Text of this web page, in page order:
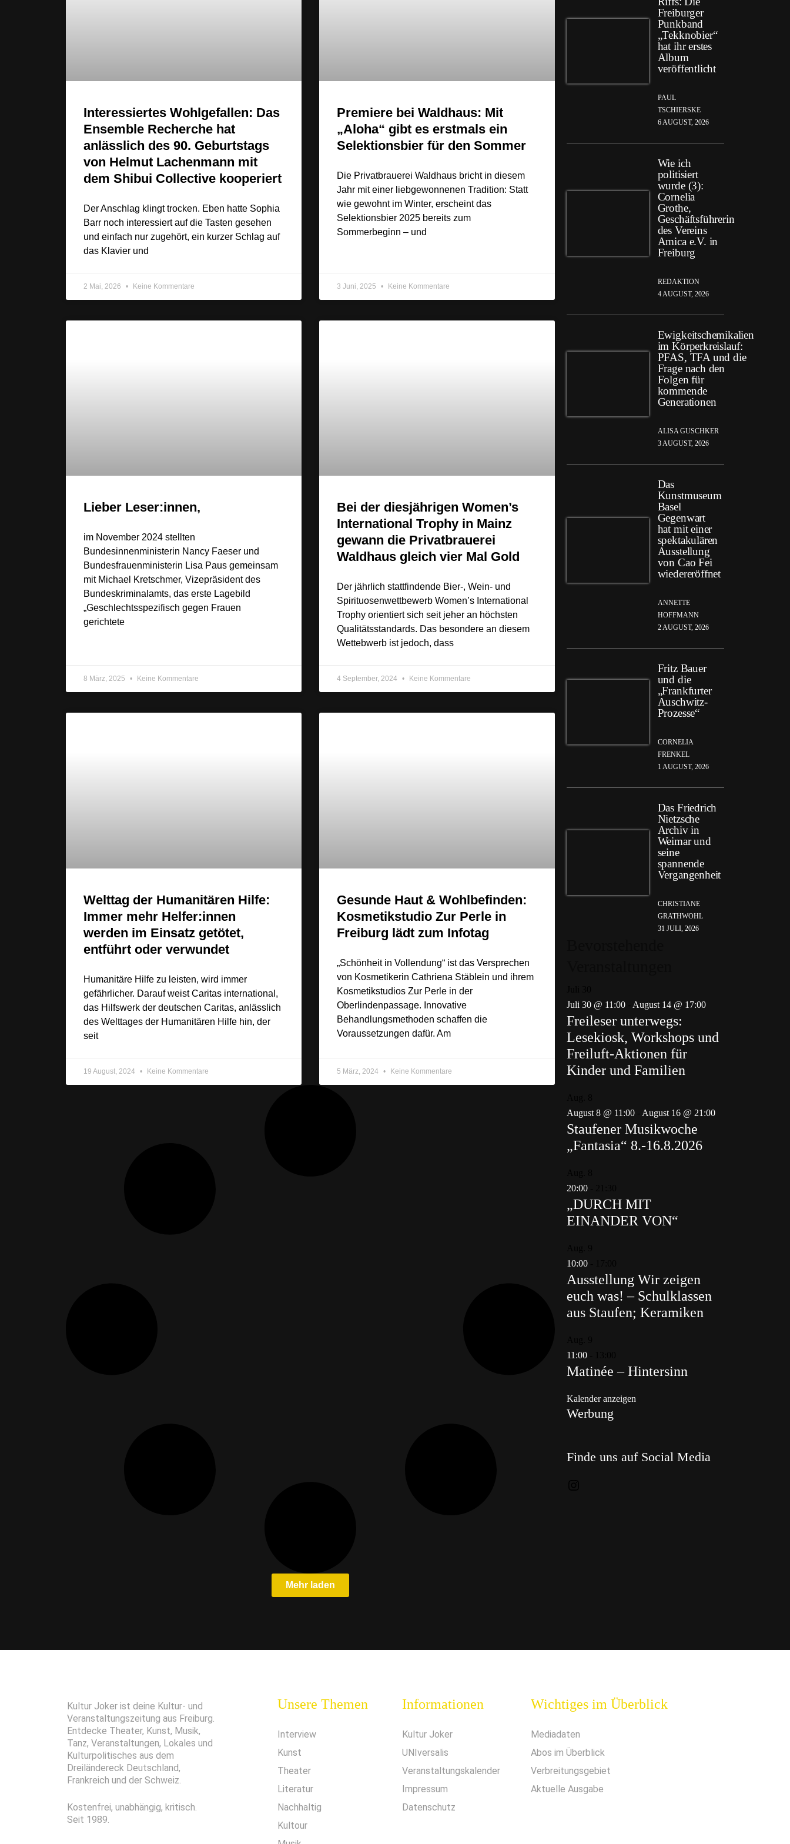
Interessiertes Wohlgefallen: Das
Ensemble Recherche hat
anlässlich des 90. Geburtstags
von Helmut Lachenmann mit
dem Shibui Collective kooperiert
Der Anschlag klingt trocken. Eben hatte Sophia
Barr noch interessiert auf die Tasten gesehen
und einfach nur zugehört, ein kurzer Schlag auf
das Klavier und
2 Mai, 2026 Keine Kommentare
Premiere bei Waldhaus: Mit
„Aloha“ gibt es erstmals ein
Selektionsbier für den Sommer
Die Privatbrauerei Waldhaus bricht in diesem
Jahr mit einer liebgewonnenen Tradition: Statt
wie gewohnt im Winter, erscheint das
Selektionsbier 2025 bereits zum
Sommerbeginn – und
3 Juni, 2025 Keine Kommentare
Lieber Leser:innen,
im November 2024 stellten
Bundesinnenministerin Nancy Faeser und
Bundesfrauenministerin Lisa Paus gemeinsam
mit Michael Kretschmer, Vizepräsident des
Bundeskriminalamts, das erste Lagebild
„Geschlechtsspezifisch gegen Frauen
gerichtete
8 März, 2025 Keine Kommentare
Bei der diesjährigen Women’s
International Trophy in Mainz
gewann die Privatbrauerei
Waldhaus gleich vier Mal Gold
Der jährlich stattfindende Bier-, Wein- und
Spirituosenwettbewerb Women’s International
Trophy orientiert sich seit jeher an höchsten
Qualitätsstandards. Das besondere an diesem
Wettebwerb ist jedoch, dass
4 September, 2024 Keine Kommentare
Welttag der Humanitären Hilfe:
Immer mehr Helfer:innen
werden im Einsatz getötet,
entführt oder verwundet
Humanitäre Hilfe zu leisten, wird immer
gefährlicher. Darauf weist Caritas international,
das Hilfswerk der deutschen Caritas, anlässlich
des Welttages der Humanitären Hilfe hin, der
seit
19 August, 2024 Keine Kommentare
Gesunde Haut & Wohlbefinden:
Kosmetikstudio Zur Perle in
Freiburg lädt zum Infotag
„Schönheit in Vollendung“ ist das Versprechen
von Kosmetikerin Cathriena Stäblein und ihrem
Kosmetikstudios Zur Perle in der
Oberlindenpassage. Innovative
Behandlungsmethoden schaffen die
Voraussetzungen dafür. Am
5 März, 2024 Keine Kommentare
Mehr laden
Freiburger
Punkband
„Tekknobier“
hat ihr erstes
Album
veröffentlicht
PAUL
TSCHIERSKE
6 AUGUST, 2026
Wie ich
politisiert
wurde (3):
Cornelia
Grothe,
Geschäftsführerin
des Vereins
Amica e.V. in
Freiburg
REDAKTION
4 AUGUST, 2026
Ewigkeitschemikalien
im Körperkreislauf:
PFAS, TFA und die
Frage nach den
Folgen für
kommende
Generationen
ALISA GUSCHKER
3 AUGUST, 2026
Das
Kunstmuseum
Basel
Gegenwart
hat mit einer
spektakulären
Ausstellung
von Cao Fei
wiedereröffnet
ANNETTE
HOFFMANN
2 AUGUST, 2026
Fritz Bauer
und die
„Frankfurter
Auschwitz-
Prozesse“
CORNELIA
FRENKEL
1 AUGUST, 2026
Das Friedrich
Nietzsche
Archiv in
Weimar und
seine
spannende
Vergangenheit
CHRISTIANE
GRATHWOHL
31 JULI, 2026
Juli 30 @ 11:00- August 14 @ 17:00
Freileser unterwegs:
Lesekiosk, Workshops und
Freiluft-Aktionen für
Kinder und Familien
August 8 @ 11:00- August 16 @ 21:00
Staufener Musikwoche
„Fantasia“ 8.-16.8.2026
20:00-
„DURCH MIT
EINANDER VON“
10:00-
Ausstellung Wir zeigen
euch was! – Schulklassen
aus Staufen; Keramiken
11:00-
Matinée – Hintersinn
Kalender anzeigen
Werbung
Finde uns auf Social Media
Kultur Joker ist deine Kultur- und
Veranstaltungszeitung aus Freiburg.
Entdecke Theater, Kunst, Musik,
Tanz, Veranstaltungen, Lokales und
Kulturpolitisches aus dem
Dreiländereck Deutschland,
Frankreich und der Schweiz.
Kostenfrei, unabhängig, kritisch.
Seit 1989.
Unsere Themen
Interview
Kunst
Theater
Literatur
Nachhaltig
Kultour
Informationen
Kultur Joker
UNIversalis
Veranstaltungskalender
Impressum
Datenschutz
Wichtiges im Überblick
Mediadaten
Abos im Überblick
Verbreitungsgebiet
Aktuelle Ausgabe